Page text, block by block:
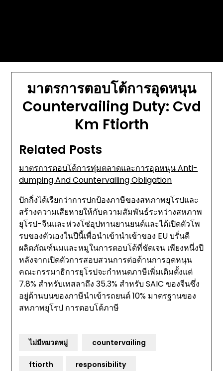
มาตรการตอบโต้การอุดหนุน
Countervailing Duty: Cvd
Km Ftiorth
Related Posts
มาตรการตอบโต้การทุ่มตลาดและการอุดหนุน Anti-
dumping And Countervailing Obligation
ปักกิ่งได้เรียกว่าการปกป้องภาษีของสหภาพยุโรปและ
สร้างความเสียหายให้กับความสัมพันธ์ระหว่างสหภาพ
ยุโรป-จีนและห่วงโซ่อุปทานยานยนต์และได้เปิดตัวโพ
รบของตัวเองในปีนี้เพื่อนำเข้านำเข้าของ EU บรั่นดี
ผลิตภัณฑ์นมและหมูในการตอบโต้ที่ชัดเจน เพียงหนึ่งปี
หลังจากเปิดตัวการสอบสวนการต่อต้านการอุดหนุน
คณะกรรมาธิการยุโรปจะกำหนดภาษีเพิ่มเติมตั้งแต่
7.8% สำหรับเทสลาถึง 35.3% สำหรับ SAIC ของจีนซึ่ง
อยู่ด้านบนของภาษีนำเข้ารถยนต์ 10% มาตรฐานของ
สหภาพยุโรป การตอบโต้ภาษี
ไม่มีหมวดหมู่ countervailing
ftiorth responsibility